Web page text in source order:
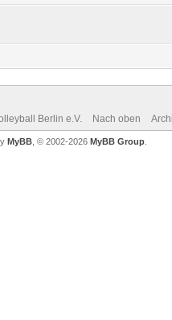
Berlin e.V. Nach oben
MyBB , © 2002-2026 MyBB Group